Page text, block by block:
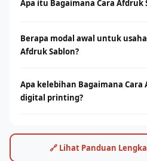
Apa itu Bagaimana Cara Afdruk
konvensional menggunakan
permukaan kain. Cocok untuk
Berapa modal awal untuk
Afdruk Sablon?
starter manual hingga mesin
tim Rhino Indonesia untuk simulasi
Apa kelebihan Bagaimana
digital printing?
rendah. Digital printing (DTF/
satuan, full-color, dan desain
🔗 Lihat Panduan